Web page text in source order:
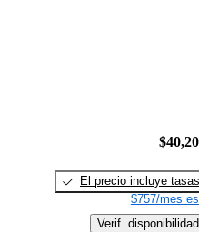
El precio incluye tasas
$757/mes
Verif. disponibilidad